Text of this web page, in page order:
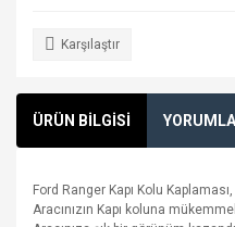
Karşılaştır
ÜRÜN BİLGİSİ
Ford Ranger Kapı Kolu
Aracınızın Kapı koluna